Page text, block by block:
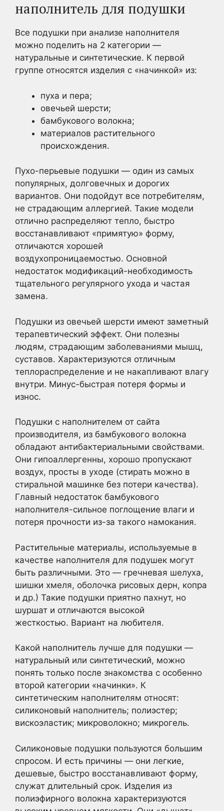
наполнитель для подушки
Все подушки при анализе наполнителя
можно поделить на 2 категории —
натуральные и синтетические. К первой
группе относятся изделия с «начинкой» из:
пуха и пера;
овечьей шерсти;
бамбукового волокна;
материалов растительного
происхождения.
Пухо-перьевые подушки — один из самых
популярных, долговечных и дорогих
вариантов. Они подойдут все потребителям,
не страдающим аллергией. Такие модели
отлично распределяют тепло, быстро
восстанавливают «примятую» форму,
отличаются хорошей
воздухопроницаемостью. Основной
недостаток модификаций-необходимость
тщательного регулярного ухода и частая
замена.
Подушки из овечьей шерсти имеют заметный
терапевтический эффект. Они полезны
людям, страдающим заболеваниями мышц,
суставов. Характеризуются отличным
теплораспределение и не накапливают влагу
внутри. Минус-быстрая потеря формы и
износ.
Подушки с наполнителем от сайта
производителя, из бамбукового волокна
обладают антибактериальными свойствами.
Они гипоаллергенны, хорошо пропускают
воздух, просты в уходе (стирать можно в
стиральной машинке без потери качества).
Главный недостаток бамбукового
наполнителя-сильное поглощение влаги и
потеря прочности из-за такого намокания.
Растительные материалы, используемые в
качестве наполнителя для подушек могут
быть различными. Это — гречневая шелуха,
шишки хмеля, оболочка рисовых дерн, копра
и др.) Такие подушки приятно пахнут, но
шуршат и отличаются высокой
жесткостью. Вариант на любителя.
Какой наполнитель лучше для подушки —
натуральный или синтетический, можно
понять только после знакомства с особенно
второй категории «начинки». К
синтетическим наполнителям относят:
силиконовый наполнитель; полиэстер;
вискоэластик; микроволокно; микрогель.
Силиконовые подушки пользуются большим
спросом. И есть причины — они легкие,
дешевые, быстро восстанавливают форму,
служат длительный срок. Изделия из
полиэфирного волокна характеризуются